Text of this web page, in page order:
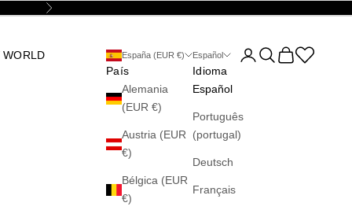
Siguiente
WORLD España (EUR €)
País
Alemania
(EUR €)
Austria (EUR
€)
Bélgica (EUR
€)
Español
Idioma
Español
Português
(portugal)
Deutsch
Français
Abrir página de la
Abrir búsqueda
Abrir cesta
Abrir la